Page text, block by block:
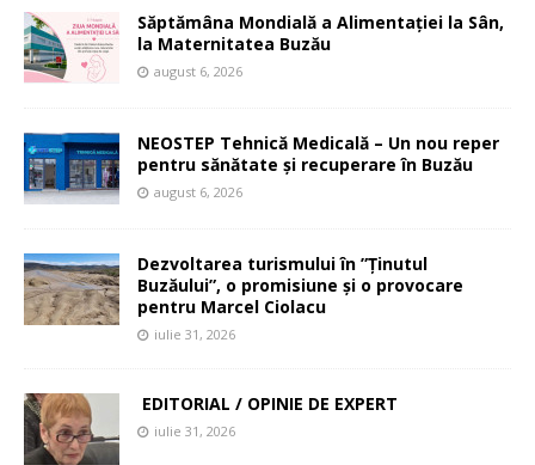
Săptămâna Mondială a Alimentației la Sân,
la Maternitatea Buzău
august 6, 2026
NEOSTEP Tehnică Medicală – Un nou reper
pentru sănătate și recuperare în Buzău
august 6, 2026
Dezvoltarea turismului în ”Ținutul
Buzăului”, o promisiune și o provocare
pentru Marcel Ciolacu
iulie 31, 2026
EDITORIAL / OPINIE DE EXPERT
iulie 31, 2026